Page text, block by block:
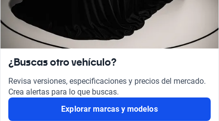
¿Buscas otro vehículo?
Revisa versiones, especificaciones y precios del mercado.
Crea alertas para lo que buscas.
Explorar marcas y modelos